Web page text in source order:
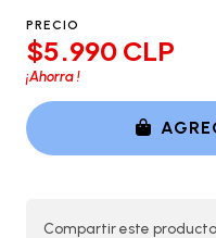
PRECIO
$5.990 CLP
¡Ahorra!
Compartir este producto